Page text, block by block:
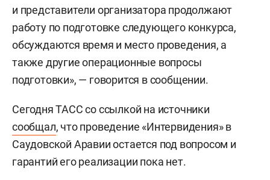
и представители организатора продолжают
работу по подготовке следующего конкурса,
обсуждаются время и место проведения, а
также другие операционные вопросы
подготовки», — говорится в сообщении.
Сегодня ТАСС со ссылкой на источники
сообщал, что проведение «Интервидения» в
Саудовской Аравии остается под вопросом и
гарантий его реализации пока нет.